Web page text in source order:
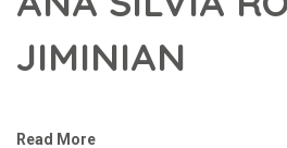
JIMINIAN
Read More